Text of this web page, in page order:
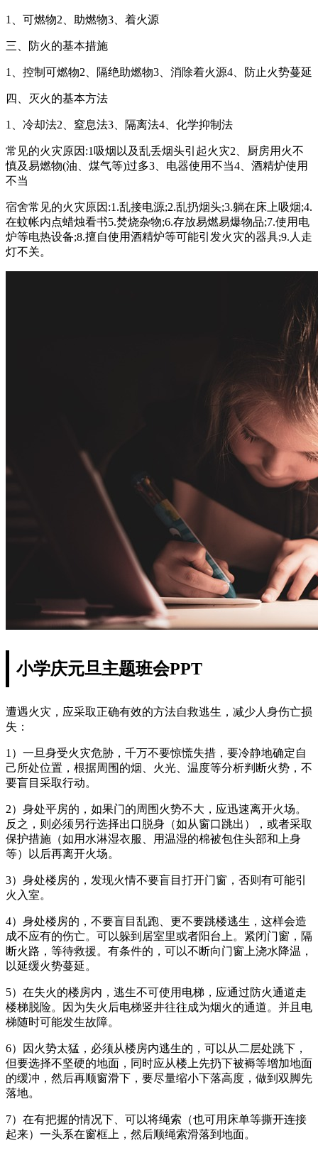
1、可燃物2、助燃物3、着火源
三、防火的基本措施
1、控制可燃物2、隔绝助燃物3、消除着火源4、防止火势蔓延
四、灭火的基本方法
1、冷却法2、窒息法3、隔离法4、化学抑制法
常见的火灾原因:1吸烟以及乱丢烟头引起火灾2、厨房用火不
慎及易燃物(油、煤气等)过多3、电器使用不当4、酒精炉使用
不当
宿舍常见的火灾原因:1.乱接电源;2.乱扔烟头;3.躺在床上吸烟;4.
在蚊帐内点蜡烛看书5.焚烧杂物;6.存放易燃易爆物品;7.使用电
炉等电热设备;8.擅自使用酒精炉等可能引发火灾的器具;9.人走
灯不关。
小学庆元旦主题班会PPT
遭遇火灾，应采取正确有效的方法自救逃生，减少人身伤亡损
失：
1）一旦身受火灾危胁，千万不要惊慌失措，要冷静地确定自
己所处位置，根据周围的烟、火光、温度等分析判断火势，不
要盲目采取行动。
2）身处平房的，如果门的周围火势不大，应迅速离开火场。
反之，则必须另行选择出口脱身（如从窗口跳出），或者采取
保护措施（如用水淋湿衣服、用温湿的棉被包住头部和上身
等）以后再离开火场。
3）身处楼房的，发现火情不要盲目打开门窗，否则有可能引
火入室。
4）身处楼房的，不要盲目乱跑、更不要跳楼逃生，这样会造
成不应有的伤亡。可以躲到居室里或者阳台上。紧闭门窗，隔
断火路，等待救援。有条件的，可以不断向门窗上浇水降温，
以延缓火势蔓延。
5）在失火的楼房内，逃生不可使用电梯，应通过防火通道走
楼梯脱险。因为失火后电梯竖井往往成为烟火的通道。并且电
梯随时可能发生故障。
6）因火势太猛，必须从楼房内逃生的，可以从二层处跳下，
但要选择不坚硬的地面，同时应从楼上先扔下被褥等增加地面
的缓冲，然后再顺窗滑下，要尽量缩小下落高度，做到双脚先
落地。
7）在有把握的情况下、可以将绳索（也可用床单等撕开连接
起来）一头系在窗框上，然后顺绳索滑落到地面。